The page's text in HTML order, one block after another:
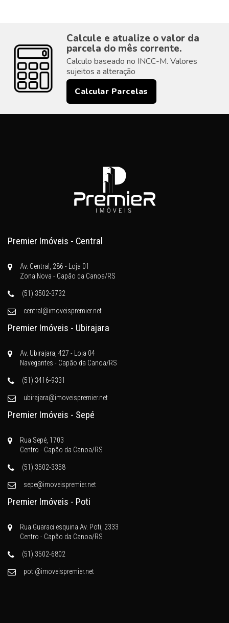
Calcule e atualize o valor da
parcela do mês corrente.
Calculo baseado no INCC-M. Valores
sujeitos a alteração
Calcular Parcelas
Premier Imóveis - Central
Av. Central, 286 - Loja 01
Zona Nova - Capão da Canoa/RS
(51) 3502-3732
central@imoveispremier.net
Premier Imóveis - Ubirajara
Av. Ubirajara, 427 - Loja 04
Navegantes - Capão da Canoa/RS
(51) 3416-9331
ubirajara@imoveispremier.net
Premier Imóveis - Sepé
Rua Sepé, 1703
Centro - Capão da Canoa/RS
(51) 3502-3358
sepe@imoveispremier.net
Premier Imóveis - Poti
Rua Guaraci esquina Av. Poti, 2333
Centro - Capão da Canoa/RS
(51) 3502-6802
poti@imoveispremier.net